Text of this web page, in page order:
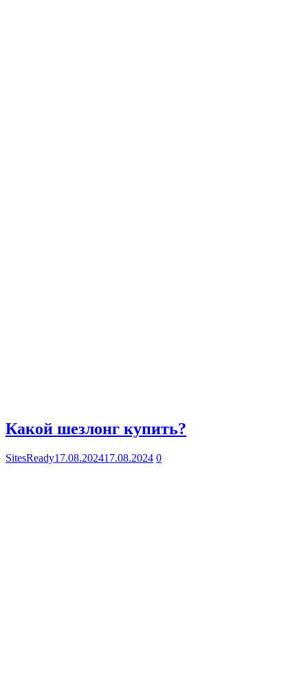
Какой шезлонг купить?
SitesReady17.08.202417.08.2024 0